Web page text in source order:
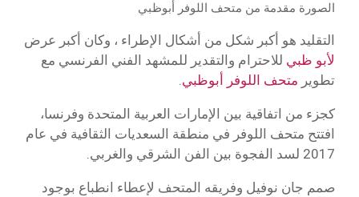
الصورة مقدمة من متحف اللوفر أبوظبي
التقليد هو أكبر شكل من أشكال الإطراء ، وكان أكبر عرض
لأبو ظبي للاحترام والتقدير للمشهد الفني الفرنسي مع
تطوير متحف اللوفر أبوظبي.
كجزء من اتفاقية بين الإمارات العربية المتحدة وفرنسا،
افتتح متحف اللوفر في منطقة السعديات الثقافية في عام
2017 لسد الفجوة بين الفن الشرقي والغربي.
صمم جان نوفيل وفريقه المتحف لإعطاء انطباع بوجود